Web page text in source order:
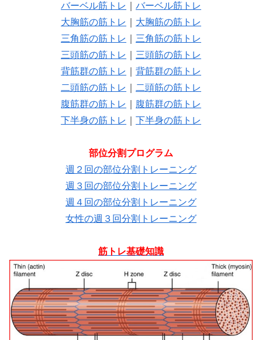
バーベル筋トレ
バーベル筋トレ
大胸筋の筋トレ
大胸筋の筋トレ
三角筋の筋トレ
三角筋の筋トレ
三頭筋の筋トレ
三頭筋の筋トレ
背筋群の筋トレ
背筋群の筋トレ
二頭筋の筋トレ
二頭筋の筋トレ
腹筋群の筋トレ
腹筋群の筋トレ
下半身の筋トレ
下半身の筋トレ
部位分割プログラム
週２回の部位分割トレーニング
週３回の部位分割トレーニング
週４回の部位分割トレーニング
女性の週３回分割トレーニング
筋トレ基礎知識